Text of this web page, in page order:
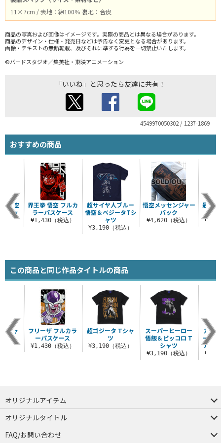
11×7cm / 表地：綿100％ 裏地：合皮
商品の写真および画像はイメージです。実際の商品とは異なる場合があります。
商品のデザイン・仕様・発売日などは予告なく変更となる場合があります。
画像・テキストの無断転載、及びそれに準ずる行為を一切禁止いたします。
©バードスタジオ／集英社・東映アニメーション
「いいね」と思ったら友達に共有！
4549970050302 / 1237-1869
おすすめの商品
超サイヤ人ブルー
悟空＆ベジータTシ
ャツ
¥3,190（税込）
悟空メッセンジャー
バック
¥4,620（税込）
最強
悟空
ラッ
界王拳 悟空 フルカ
ラーパスケース
¥1,430（税込）
この商品と同じ作品タイトルの商品
超ゴジータ Tシャ
ツ
¥3,190（税込）
スーパーヒーロー
悟飯＆ピッコロ T
シャツ
¥3,190（税込）
カプ
ーシ
ルエ
Tシャ
込）
フリーザ フルカラ
ーパスケース
¥1,430（税込）
オリジナルアイテム
つままれ
つかまれ
ピョコッテ
オリジナルタイトル
アイテムヤ
ミスカトニック大學購買部
FAQ/お問い合わせ